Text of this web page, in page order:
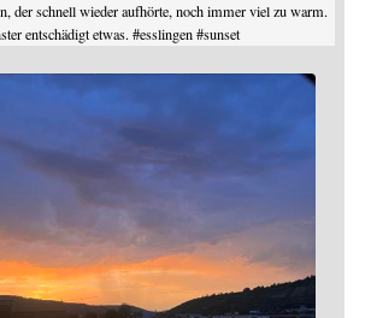
der schnell wieder aufhörte, noch immer viel zu warm.
entschädigt etwas.#esslingen #sunset